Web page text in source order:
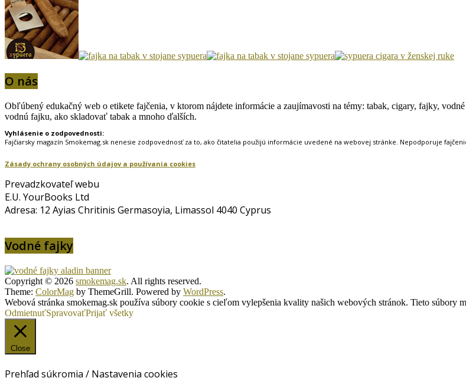
O nás
Obľúbený edukačný web o etikete fajčenia, v ktorom nájdete informácie a zaujímavosti na témy: tabak, cigary, fajky,
vodnú fajku, ako skladovať tabak a mnoho ďalších.
Vyhlásenie o zodpovednosti:
Fajčiarsky magazín Smokemag.sk nenesie zodpovednosť za to, ako čitatelia použijú informácie uvedené na webovej stránke. Nepodporuje
Zásady ochrany osobných údajov a používania cookies
Prevadzkovateľ webu
E.U. YourBooks Ltd
Adresa: 12 Ayias Chritinis Germasoyia, Limassol 4040 Cyprus
Vodné fajky
Copyright © 2026 smokemag.sk. All rights reserved.
Theme: ColorMag by ThemeGrill. Powered by WordPress.
Webová stránka smokemag.sk používa súbory cookie s cieľom vylepšenia kvality našich webových stránok. Tieto
OdmietnuťSpravovaťPrijať všetky
Close
Prehľad súkromia / Nastavenia cookies